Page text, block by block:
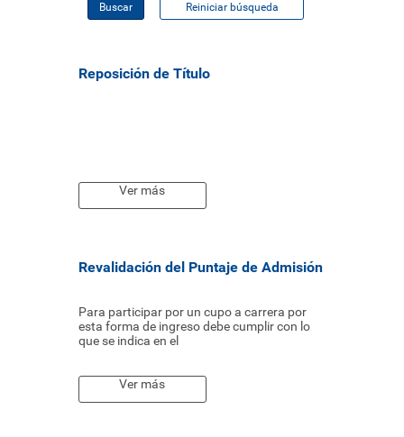
Buscar Reiniciar búsqueda
Reposición de Título
Ver más
Revalidación del Puntaje de Admisión
Para participar por un cupo a carrera por
esta forma de ingreso debe cumplir con lo
que se indica en el
Ver más